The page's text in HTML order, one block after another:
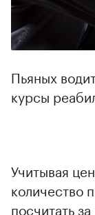
Пьяных
курсы
Учитывая
количество
посчитать